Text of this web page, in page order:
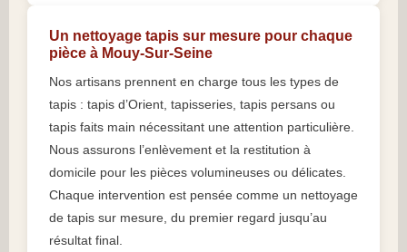
Un nettoyage tapis sur mesure pour chaque
pièce à Mouy-Sur-Seine
Nos artisans prennent en charge tous les types de
tapis : tapis d’Orient, tapisseries, tapis persans ou
tapis faits main nécessitant une attention particulière.
Nous assurons l’enlèvement et la restitution à
domicile pour les pièces volumineuses ou délicates.
Chaque intervention est pensée comme un nettoyage
de tapis sur mesure, du premier regard jusqu’au
résultat final.